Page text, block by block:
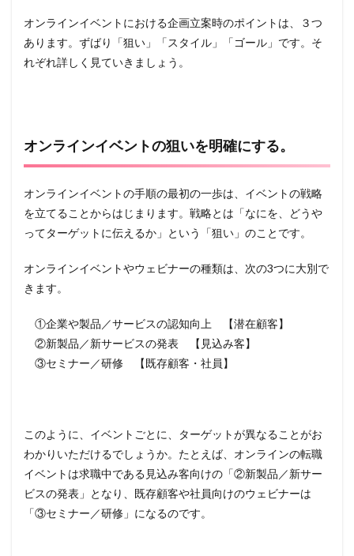
オンラインイベントにおける企画立案時のポイントは、３つ
あります。ずばり「狙い」「スタイル」「ゴール」です。そ
れぞれ詳しく見ていきましょう。
オンラインイベントの狙いを明確にする。
オンラインイベントの手順の最初の一歩は、イベントの戦略
を立てることからはじまります。戦略とは「なにを、どうや
ってターゲットに伝えるか」という「狙い」のことです。
オンラインイベントやウェビナーの種類は、次の3つに大別で
きます。
①企業や製品／サービスの認知向上 【潜在顧客】
②新製品／新サービスの発表 【見込み客】
③セミナー／研修 【既存顧客・社員】
このように、イベントごとに、ターゲットが異なることがお
わかりいただけるでしょうか。たとえば、オンラインの転職
イベントは求職中である見込み客向けの「②新製品／新サー
ビスの発表」となり、既存顧客や社員向けのウェビナーは
「③セミナー／研修」になるのです。